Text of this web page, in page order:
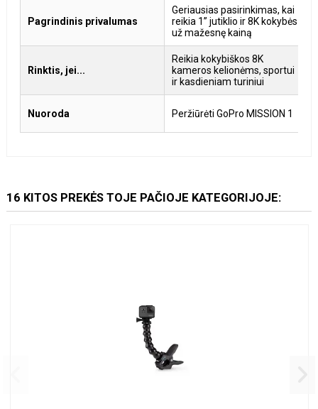
Pagrindinis privalumas
Geriausias pasirinkimas, kai
reikia 1” jutiklio ir 8K kokybės
už mažesnę kainą
Rinktis, jei...
Reikia kokybiškos 8K
kameros kelionėms, sportui
ir kasdieniam turiniui
Nuoroda Peržiūrėti GoPro MISSION 1
16 KITOS PREKĖS TOJE PAČIOJE KATEGORIJOJE: